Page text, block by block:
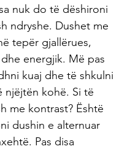
nuk do të dëshironi
ndryshe. Dushet me
tepër gjallërues,
energjik. Më pas
kuaj dhe të shkulni
njëjtën kohë. Si të
me kontrast? Është
dushin e alternuar
Pas disa